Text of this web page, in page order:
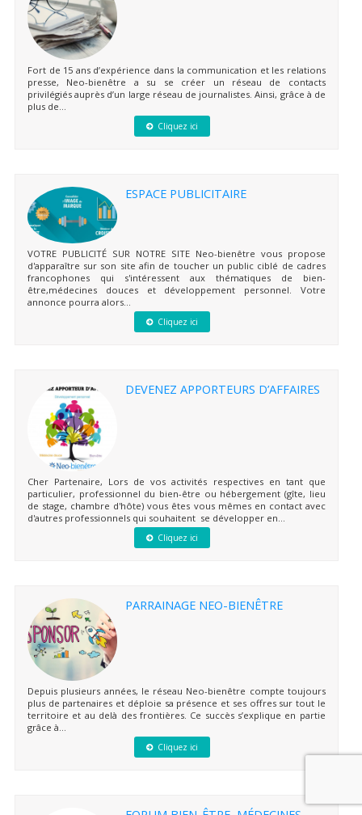
Fort de 15 ans d’expérience dans la communication et les relations
presse, Neo-bienêtre a su se créer un réseau de contacts
privilégiés auprès d’un large réseau de journalistes. Ainsi, grâce à de
plus de...
Cliquez ici
ESPACE PUBLICITAIRE
VOTRE PUBLICITÉ SUR NOTRE SITE Neo-bienêtre vous propose
d'apparaître sur son site afin de toucher un public ciblé de cadres
francophones qui s'intéressent aux thématiques de bien-
être,médecines douces et développement personnel. Votre
annonce pourra alors...
Cliquez ici
DEVENEZ APPORTEURS D’AFFAIRES
Cher Partenaire, Lors de vos activités respectives en tant que
particulier, professionnel du bien-être ou hébergement (gîte, lieu
de stage, chambre d'hôte) vous êtes vous mêmes en contact avec
d'autres professionnels qui souhaitent se développer en...
Cliquez ici
PARRAINAGE NEO-BIENÊTRE
Depuis plusieurs années, le réseau Neo-bienêtre compte toujours
plus de partenaires et déploie sa présence et ses offres sur tout le
territoire et au delà des frontières. Ce succès s’explique en partie
grâce à...
Cliquez ici